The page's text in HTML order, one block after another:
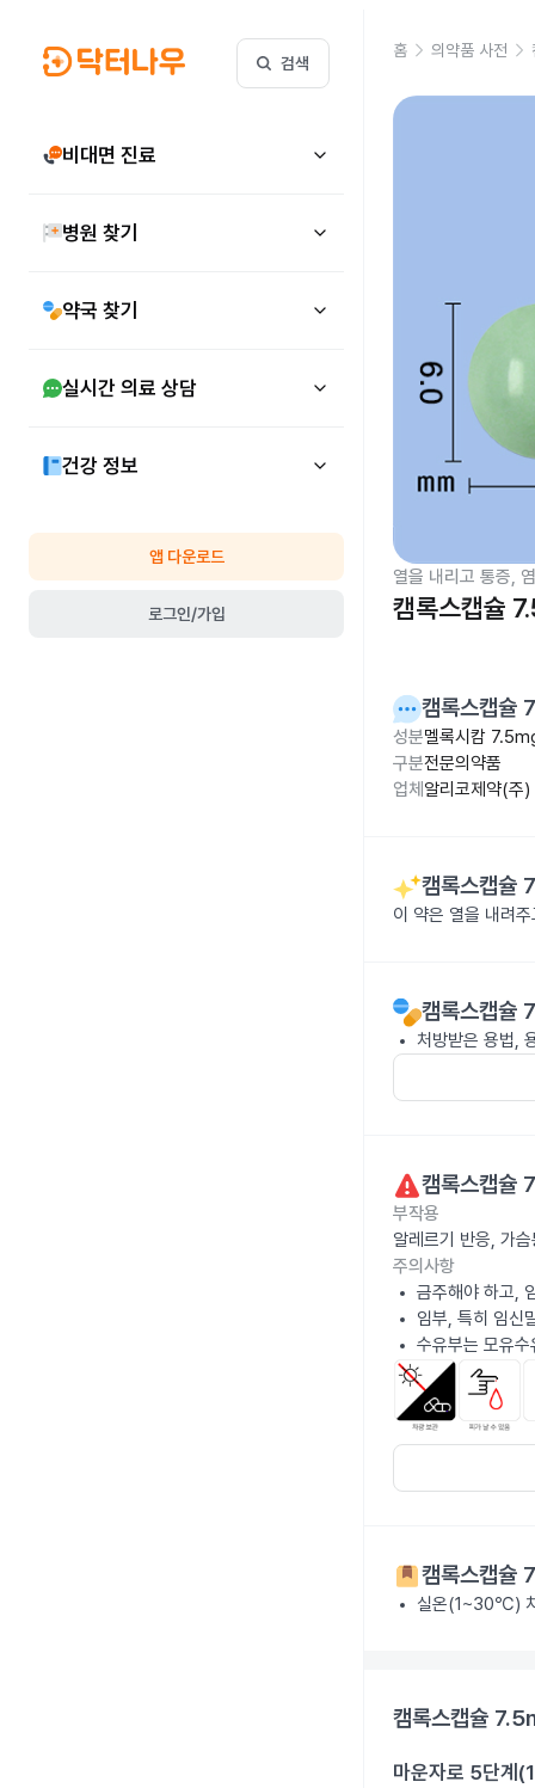
검색
비대면 진료
병원 찾기
약국 찾기
실시간 의료 상담
건강 정보
앱 다운로드
로그인/가입
홈 의약품 사전
열을 내리고 통증,
캠록스캡슐
캠록스캡슐
성분멜록시캄
구분전문의약품
업체 알리코제약(주)
캠록스캡슐
이 약은 열을 내려
캠록스캡슐
처방받은 용법,
캠록스캡슐
부작용
알레르기 반응, 가
주의사항
금주해야 하고,
임부, 특히 임신
수유부는 모유
캠록스캡슐
실온(1~30℃)
캠록스캡슐
마운자로 5단계